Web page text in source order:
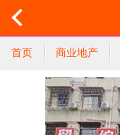
首页 商业地产